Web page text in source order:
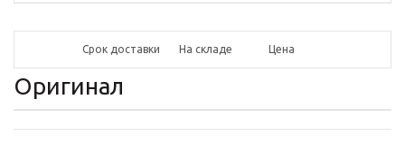
Срок доставки На складе Цена
Оригинал